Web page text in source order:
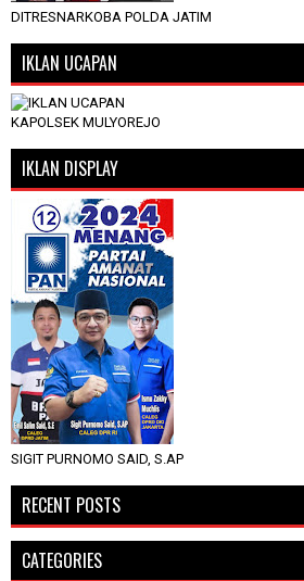
DITRESNARKOBA POLDA JATIM
IKLAN UCAPAN
KAPOLSEK MULYOREJO
IKLAN DISPLAY
SIGIT PURNOMO SAID, S.AP
RECENT POSTS
CATEGORIES